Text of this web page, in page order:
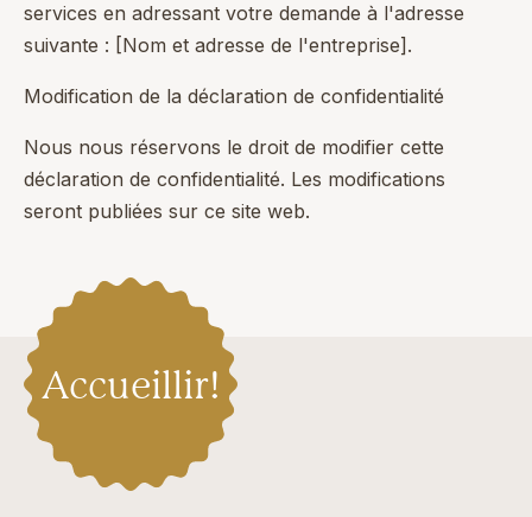
services en adressant votre demande à l'adresse
suivante : [Nom et adresse de l'entreprise].
Modification de la déclaration de confidentialité
Nous nous réservons le droit de modifier cette
déclaration de confidentialité. Les modifications
seront publiées sur ce site web.
Accueillir!